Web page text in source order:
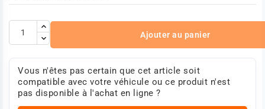
Ajouter au panier
Vous n'êtes pas certain que cet article soit
compatible avec votre véhicule ou ce produit n'est
pas disponible à l'achat en ligne ?